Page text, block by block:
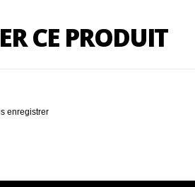
CE PRODUIT
enregistrer